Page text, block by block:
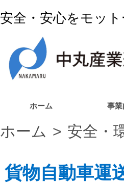
安全・安心をモッ
ホーム 事
ホーム 安全・
貨物自動車運